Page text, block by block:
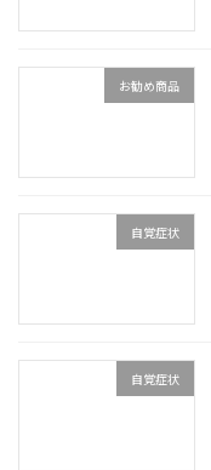
お勧め商品
自覚症状
自覚症状